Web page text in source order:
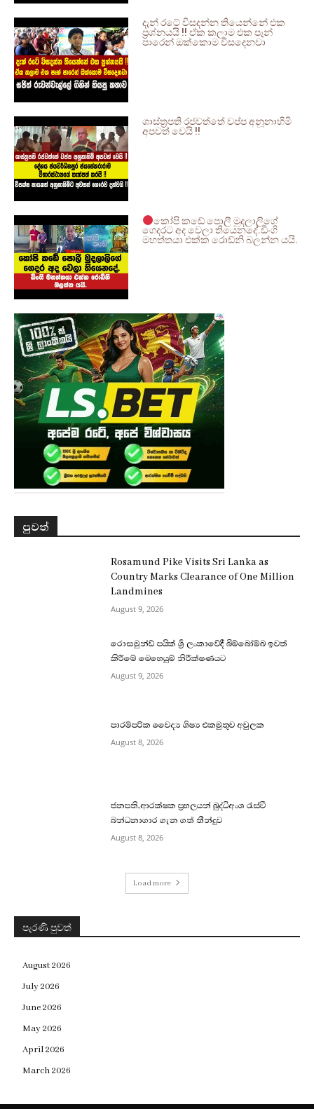
දැන් රටේ විසදන්න තියෙන්නේ එක
ප්‍රශ්නයයි !! ඒක කලාම එක පෑන්
පාරෙන් ඔක්කොම විසදෙනවා
ශාස්ත්‍රපති රජවත්තේ වප්ප අනූනාහිමි
අපවත් වෙයි !!
කෝපි කඩේ පොලී මුදලාලිගේ
ගෙදරට අද වෙලා තියෙනදේ.ඩිංගි
මහත්තයා එක්ක රොඩ්නි බලන්න යයි.
පුවත්
Rosamund Pike Visits Sri Lanka as
Country Marks Clearance of One Million
Landmines
August 9, 2026
රොසමුන්ඩ් පයික් ශ්‍රී ලංකාවේදී බිම්බෝම්බ ඉවත්
කිරීමේ මෙහෙයුම් නිරීක්ෂණයට
August 9, 2026
පාරම්පරික වෛද්‍ය ශිෂ්‍ය එකමුතුව අවුලක
August 8, 2026
ජනපති,ආරක්ෂක ප්‍රභලයන් බුද්ධිඅංශ රැස්වී
බන්ධනාගාර ගැන ගත් තීන්දුව
August 8, 2026
Load more
පැරණි පුවත්
August 2026
July 2026
June 2026
May 2026
April 2026
March 2026